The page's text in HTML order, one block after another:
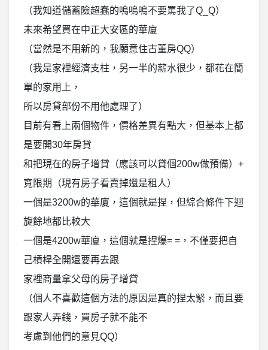
（我知道儲蓄險超蠢的嗚嗚嗚不要罵我了Q_Q）
未來希望買在中正大安區的華廈
（當然是不用新的，我願意住古董房QQ）
（我是家裡經濟支柱，另一半的薪水很少，都花在簡
單的家用上，
所以房貸部份不用他處理了）
目前有看上兩個物件，價格差異有點大，但基本上都
是要開30年房貸
和把現在的房子增貸（應該可以貸個200w做預備）+
寬限期（現有房子看賣掉還是租人）
一個是3200w的華廈，這個就是捏，但綜合條件下迴
旋餘地都比較大
一個是4200w華廈，這個就是捏爆= =，不僅要把自
己槓桿全開還要再去跟
家裡商量拿父母的房子增貸
（個人不喜歡這個方法的原因是真的捏太緊，而且要
跟家人弄錢，買房子就不能不
考慮到他們的意見QQ）